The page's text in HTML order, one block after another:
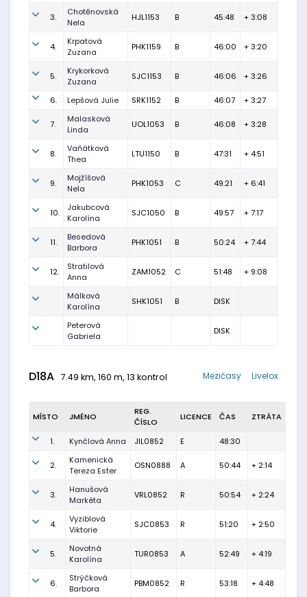
3.
Chotěnovská
Nela
HJL1153 B 45:48 + 3:08
4.
Krpatová
Zuzana
PHK1159 B 46:00 + 3:20
5.
Krykorková
Zuzana
SJC1153 B 46:06 + 3:26
6. Lepšová Julie SRK1152 B 46:07 + 3:27
7.
Malasková
Linda
UOL1053 B 46:08 + 3:28
8.
Vaňátková
Thea
LTU1150 B 47:31 + 4:51
9.
Mojžíšová
Nela
PHK1053 C 49:21 + 6:41
10.
Jakubcová
Karolína
SJC1050 B 49:57 + 7:17
11.
Besedová
Barbora
PHK1051 B 50:24 + 7:44
12.
Stratilová
Anna
ZAM1052 C 51:48 + 9:08
Málková
Karolína
SHK1051 B DISK
Peterová
Gabriela
DISK
D18A 7.49 km, 160 m, 13 kontrol Livelox
Mezičasy
MÍSTO JMÉNO
REG.
ČÍSLO
LICENCE ČAS ZTRÁTA
1. Kynčlová Anna JIL0852 E 48:30
2.
Kamenická
Tereza Ester
OSN0888 A 50:44 + 2:14
3.
Hanušová
Markéta
VRL0852 R 50:54 + 2:24
4.
Vyziblová
Viktorie
SJC0853 R 51:20 + 2:50
5.
Novotná
Karolína
TUR0853 A 52:49 + 4:19
6.
Strýčková
Barbora
PBM0852 R 53:18 + 4:48